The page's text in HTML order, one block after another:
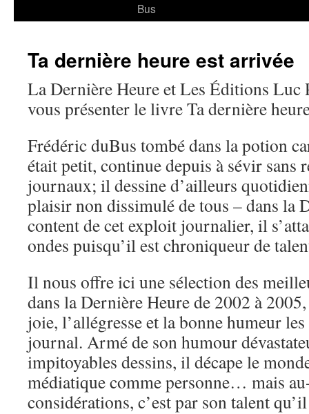
Bus
Ta dernière heure est arrivée
La Dernière Heure et Les Éditions Luc
vous présenter le livre Ta dernière
Frédéric duBus tombé dans la potion
était petit, continue depuis à sévir sans
journaux; il dessine d’ailleurs
plaisir non dissimulé de tous – dans la
content de cet exploit journalier, il
ondes puisqu’il est chroniqueur de
Il nous offre ici une sélection des
dans la Dernière Heure de 2002 à
joie, l’allégresse et la bonne humeur
journal. Armé de son humour
impitoyables dessins, il décape le
médiatique comme personne… mais
considérations, c’est par son talent